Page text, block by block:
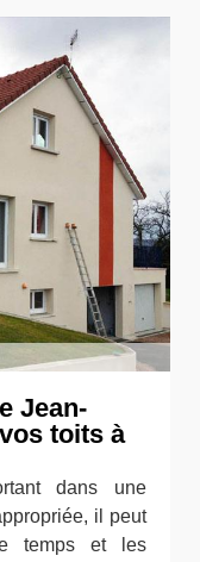
Jean-
toits à
dans une
il peut
temps et les